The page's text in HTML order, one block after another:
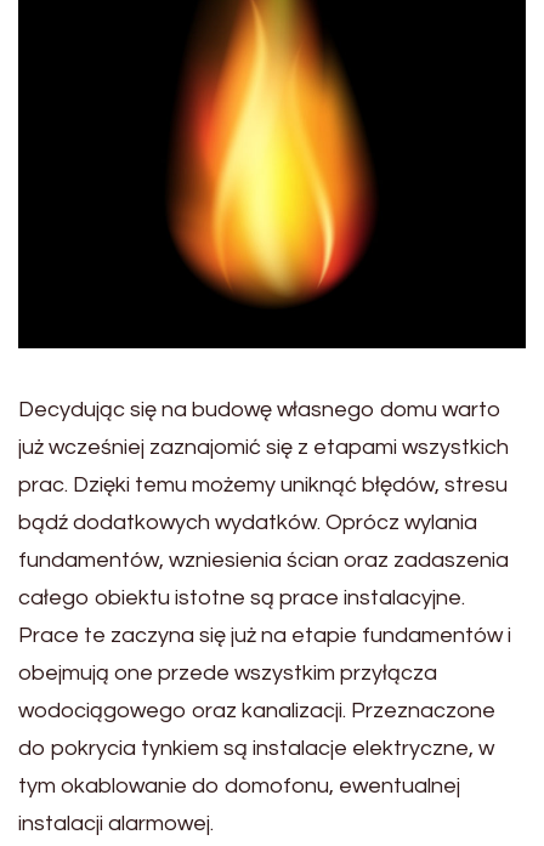
Decydując się na budowę własnego domu warto
już wcześniej zaznajomić się z etapami wszystkich
prac. Dzięki temu możemy uniknąć błędów, stresu
bądź dodatkowych wydatków. Oprócz wylania
fundamentów, wzniesienia ścian oraz zadaszenia
całego obiektu istotne są prace instalacyjne.
Prace te zaczyna się już na etapie fundamentów i
obejmują one przede wszystkim przyłącza
wodociągowego oraz kanalizacji. Przeznaczone
do pokrycia tynkiem są instalacje elektryczne, w
tym okablowanie do domofonu, ewentualnej
instalacji alarmowej.